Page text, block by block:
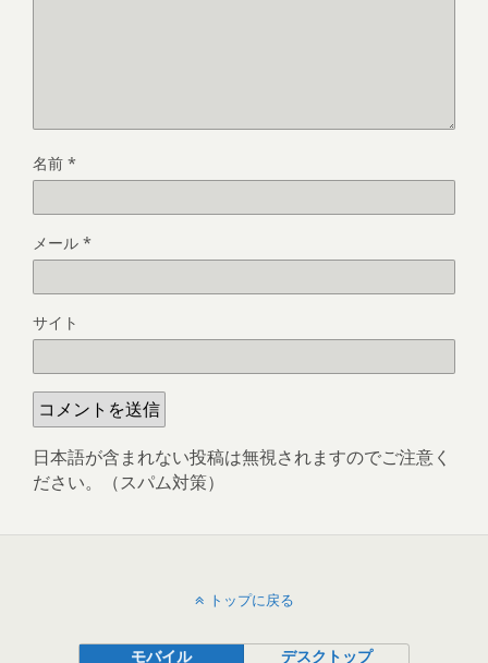
名前 *
メール *
サイト
日本語が含まれない投稿は無視されますのでご注意く
ださい。（スパム対策）
トップに戻る
モバイル デスクトップ